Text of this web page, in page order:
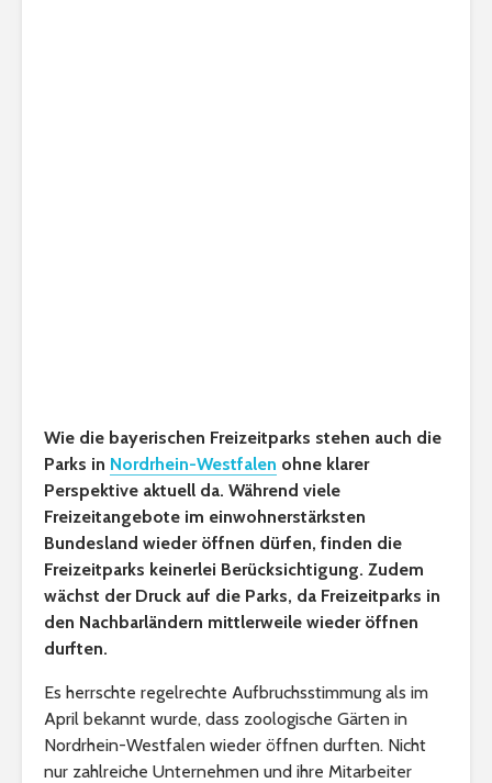
Wie die bayerischen Freizeitparks stehen auch die
Parks in Nordrhein-Westfalen ohne klarer
Perspektive aktuell da. Während viele
Freizeitangebote im einwohnerstärksten
Bundesland wieder öffnen dürfen, finden die
Freizeitparks keinerlei Berücksichtigung. Zudem
wächst der Druck auf die Parks, da Freizeitparks in
den Nachbarländern mittlerweile wieder öffnen
durften.
Es herrschte regelrechte Aufbruchsstimmung als im
April bekannt wurde, dass zoologische Gärten in
Nordrhein-Westfalen wieder öffnen durften. Nicht
nur zahlreiche Unternehmen und ihre Mitarbeiter